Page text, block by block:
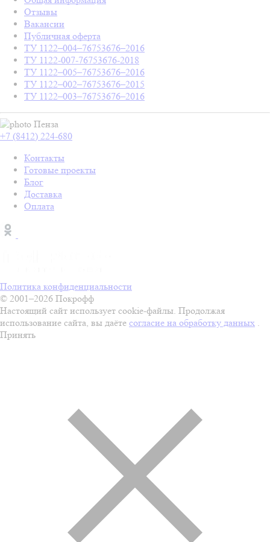
Отзывы
Вакансии
Публичная оферта
ТУ 1122–004–76753676–2016
ТУ 1122-007-76753676-2018
ТУ 1122–005–76753676–2016
ТУ 1122–002–76753676–2015
ТУ 1122–003–76753676–2016
Пенза
+7 (8412) 224-680
Контакты
Готовые проекты
Блог
Доставка
Оплата
Политика конфиденциальности
© 2001–2026 Покрофф
Настоящий сайт использует cookie-файлы. Продолжая
использование сайта, вы даёте согласие на обработку данных
Принять